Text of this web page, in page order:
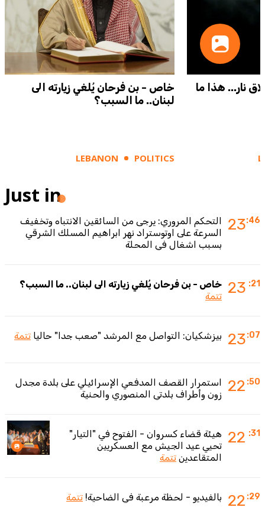
خاص - بن فرحان يُلغي زيارته الى
لبنان.. ما السبب؟
LEBANON POLITICS
نار... هذا ما
Just in
23:46
التحكم المروري: يرجى من السائقين الانتباه وتخفيف
السرعة على اوتوستراد نهر ابراهيم المسلك الشرقي
بسبب اشغال في المحلة
23 :21
خاص - بن فرحان يُلغي زيارته الى لبنان.. ما السبب؟
تتمة
23:07 بيزشكيان: التواصل مع المرشد "صعب جدا" حاليا تتمة
22 :50
استمرار القصف المدفعي الإسرائيلي على بلدة مجدل
زون وأطراف بلدتي المنصوري والحنية
22 :31
هيئة قضاء كسروان - الفتوح في "التيار"
تحيي عيد الجيش مع العسكريين
المتقاعدين تتمة
22 :29 بالفيديو - لحظة مرعبة في الضاحية! تتمة